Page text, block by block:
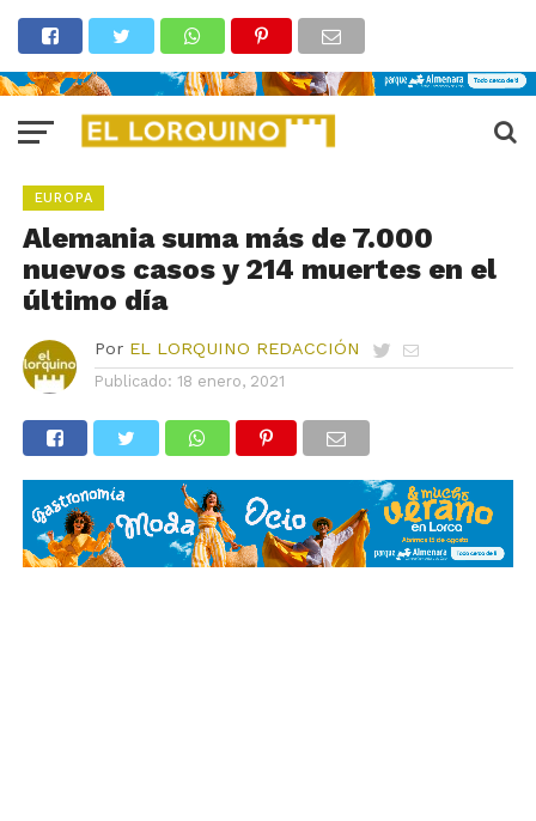
EUROPA
Alemania suma más de 7.000
nuevos casos y 214 muertes en el
último día
Por EL LORQUINO REDACCIÓN
Publicado: 18 enero, 2021